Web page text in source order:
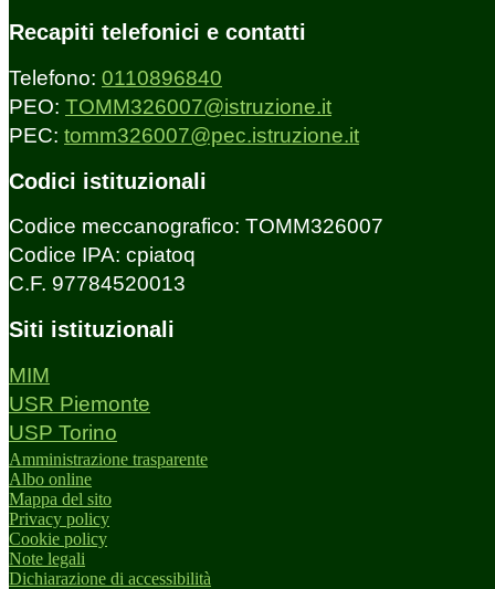
Recapiti telefonici e contatti
Telefono: 0110896840
PEO: TOMM326007@istruzione.it
PEC: tomm326007@pec.istruzione.it
Codici istituzionali
Codice meccanografico: TOMM326007
Codice IPA: cpiatoq
C.F. 97784520013
Siti istituzionali
MIM
USR Piemonte
USP Torino
Amministrazione trasparente
Albo online
Mappa del sito
Privacy policy
Cookie policy
Note legali
Dichiarazione di accessibilità